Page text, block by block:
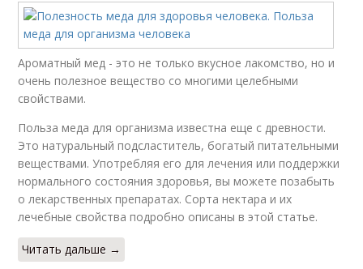
Ароматный мед - это не только вкусное лакомство, но и
очень полезное вещество со многими целебными
свойствами.
Польза меда для организма известна еще с древности.
Это натуральный подсластитель, богатый питательными
веществами. Употребляя его для лечения или поддержки
нормального состояния здоровья, вы можете позабыть
о лекарственных препаратах. Сорта нектара и их
лечебные свойства подробно описаны в этой статье.
Читать дальше →